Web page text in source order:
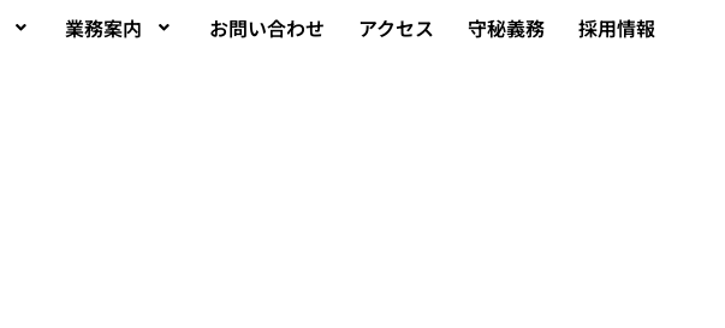
業務案内 お問い合わせ アクセス 守秘義務
採用情報